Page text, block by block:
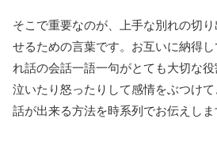
そこで重要なのが、上手な別れの切
せるための言葉です。お互いに納得
れ話の会話一語一句がとても大切な
泣いたり怒ったりして感情をぶつけ
話が出来る方法を時系列でお伝えしま